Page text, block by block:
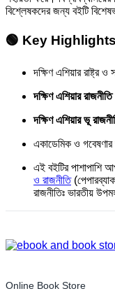
বিশ্লেষকদের জন্য বইটি
🟢 Key Highlights
দক্ষিণ এশিয়ার রাষ্ট্র
দক্ষিণ এশিয়ার রাজনীতি
দক্ষিণ এশিয়ার ভূ
একাডেমিক ও
এই বইটির পাশাপাশি
ও রাজনীতি
রাজনীতিঃ ভারতীয়
Online Book Store